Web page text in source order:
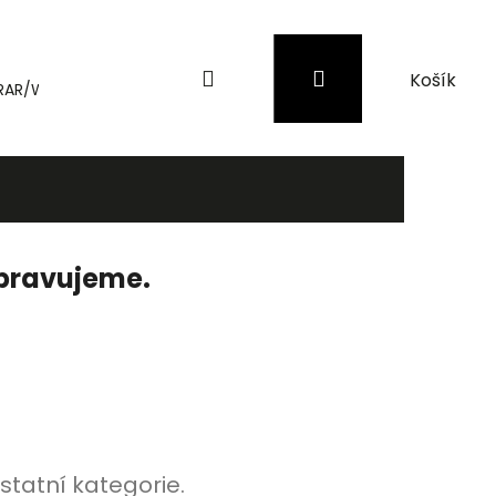
WinRAR Záložní zdroje (UPS) a přepěťové
PřihlášeníNákupní
košík
kategorie.